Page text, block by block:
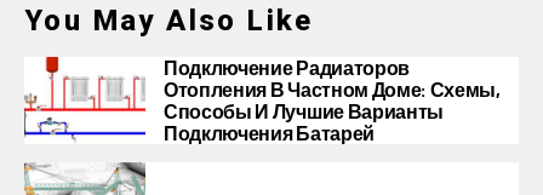
You May Also Like
Подключение Радиаторов
Отопления В Частном Доме: Схемы,
Способы И Лучшие Варианты
Подключения Батарей